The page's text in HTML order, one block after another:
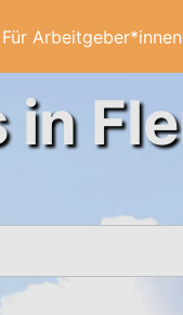
Für Arbeitgeber*innen
in